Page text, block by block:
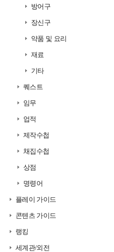
방어구
장신구
약품 및 요리
재료
기타
퀘스트
임무
업적
제작수첩
채집수첩
상점
명령어
플레이 가이드
콘텐츠 가이드
랭킹
세계관/외전